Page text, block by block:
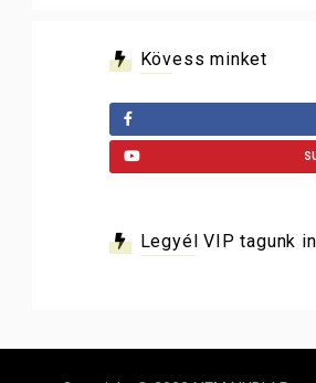
Kövess minket
Legyél VIP tagunk